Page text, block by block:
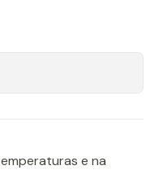
e na